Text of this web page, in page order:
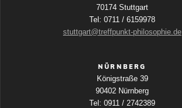
70174 Stuttgart
Tel: 0711 / 6159978
stuttgart@treffpunkt-philosophie.de
NÜRNBERG
Königstraße 39
90402 Nürnberg
Tel: 0911 / 2742389